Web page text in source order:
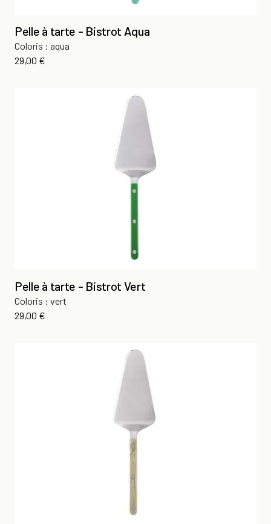
Pelle à tarte - Bistrot Aqua
Coloris : aqua
Prix
29,00 €
Pelle à tarte - Bistrot Vert
Coloris : vert
Prix
29,00 €